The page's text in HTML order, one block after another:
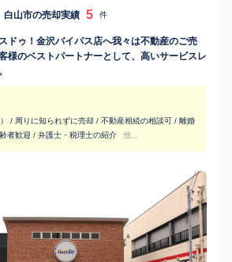
白山市の売却実績 5 件
ドゥ！金沢バイパス店へ我々は不動産のご売
様のベストパートナーとして、高いサービスレ
/ 周りに知られずに売却 / 不動産相続の相談可 / 離婚
者歓迎 / 弁護士・税理士の紹介
他...